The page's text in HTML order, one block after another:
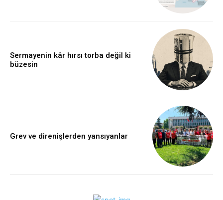
Sermayenin kâr hırsı torba değil ki
büzesin
Grev ve direnişlerden yansıyanlar